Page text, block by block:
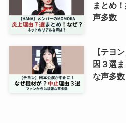
まとめ
声多数
【テヨ
因３選
な声多数